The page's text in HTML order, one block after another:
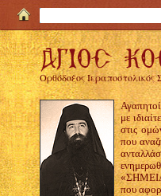
Ορθόδοξος Ιεραποστολικός
με
στις
που
«ΣΗΜΕΙΑ
που